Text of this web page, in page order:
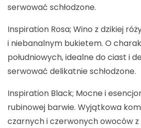
serwować schłodzone.
Inspiration Rosa; Wino z dzikiej
i niebanalnym bukietem. O
południowych, idealne do ciast i
serwować delikatnie schłodzone.
Inspiration Black; Mocne i
rubinowej barwie. Wyjątkowa
czarnych i czerwonych owoców